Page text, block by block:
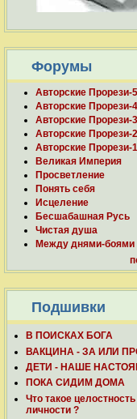
Форумы
Авторские Прорези-5
Авторские Прорези-4
Авторские Прорези-3
Авторские Прорези-2
Авторские Прорези-1
Великая Империя
Просветление
Понять себя
Исцеление
Бесшабашная Русь
Чистая душа
Между днями-боями
Подшивки
В ПОИСКАХ БОГА
ВАКЦИНА - ЗА ИЛИ
ДЕТИ - НАШЕ
ПОКА СИДИМ ДОМА
Что такое целостность
личности ?